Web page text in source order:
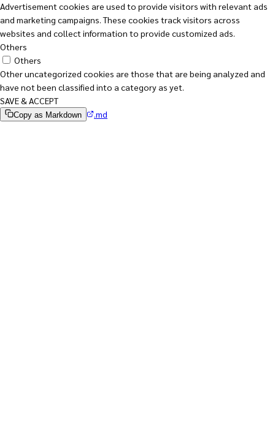
Advertisement cookies are used to provide visitors with relevant ads
and marketing campaigns. These cookies track visitors across
websites and collect information to provide customized ads.
Others
Others
Other uncategorized cookies are those that are being analyzed and
have not been classified into a category as yet.
SAVE & ACCEPT
Copy as Markdown .md